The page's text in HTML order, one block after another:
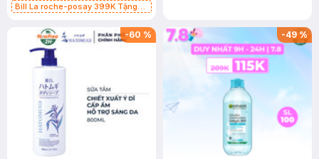
Bill La roche-posay 399K Tặng
(SL có hạn)
-60 % -49%